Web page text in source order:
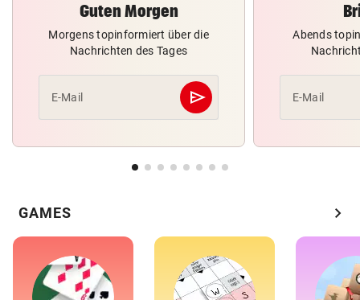
Guten Morgen
Morgens topinformiert über die
Nachrichten des Tages
E-Mail send
Abschicken
Abends
E-Mail
GAMES chevron_right